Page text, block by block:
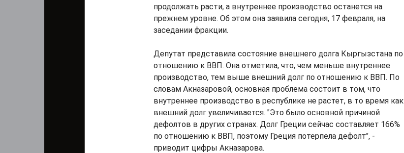
продолжать расти, а внутреннее производство останется на
прежнем уровне. Об этом она заявила сегодня, 17 февраля, на
заседании фракции.
Депутат представила состояние внешнего долга Кыргызстана по
отношению к ВВП. Она отметила, что, чем меньше внутреннее
производство, тем выше внешний долг по отношению к ВВП. По
словам Акназаровой, основная проблема состоит в том, что
внутреннее производство в республике не растет, в то время как
внешний долг увеличивается. "Это было основной причиной
дефолтов в других странах. Долг Греции сейчас составляет 166%
по отношению к ВВП, поэтому Греция потерпела дефолт", -
приводит цифры Акназарова.